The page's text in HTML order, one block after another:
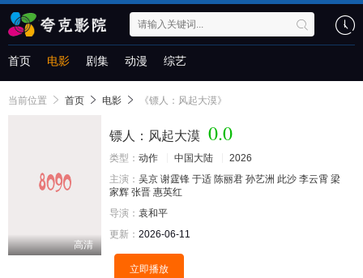
首页 电影 剧集 动漫 综艺
当前位置 首页 电影 《镖人：风起大漠》
高清
镖人：风起大漠 0.0
类型： 动作 中国大陆
2026
主演： 吴京 谢霆锋 于适 陈丽君 孙艺洲 此沙 李云霄 梁
家辉 张晋 惠英红
导演： 袁和平
更新： 2026-06-11
立即播放